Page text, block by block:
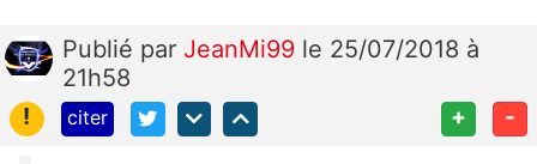
Publié par JeanMi99 le 25/07/2018 à
21h58
!
citer + -